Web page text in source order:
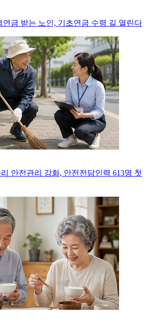
연금 받는 노인, 기초연금 수령 길 열린다
안전관리 강화, 안전전담인력 613명 첫